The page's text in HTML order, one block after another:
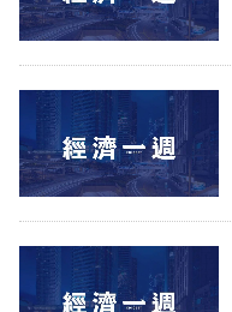
業
科
職
場
活